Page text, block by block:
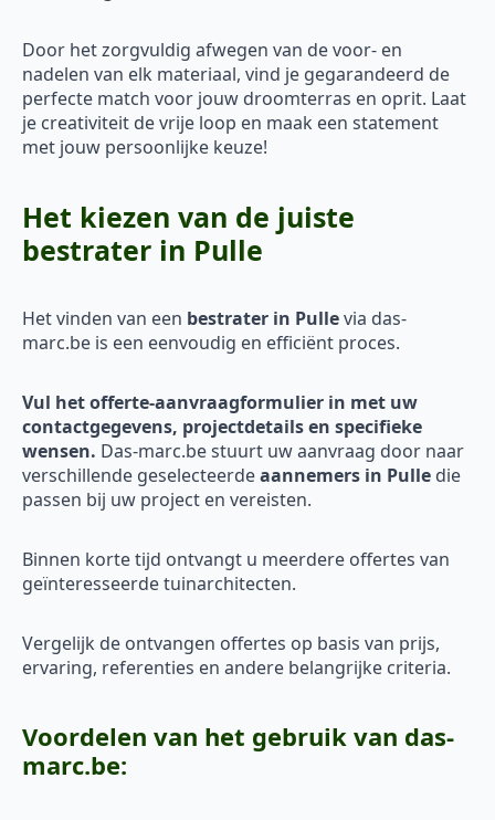
Door het zorgvuldig afwegen van de voor- en
nadelen van elk materiaal, vind je gegarandeerd de
perfecte match voor jouw droomterras en oprit. Laat
je creativiteit de vrije loop en maak een statement
met jouw persoonlijke keuze!
Het kiezen van de juiste
bestrater in Pulle
Het vinden van een bestrater in Pullevia das-
marc.be is een eenvoudig en efficiënt proces.
Vul het offerte-aanvraagformulier in met uw
contactgegevens, projectdetails en specifieke
wensen. Das-marc.be stuurt uw aanvraag door naar
verschillende geselecteerdeaannemers in Pulle die
passen bij uw project en vereisten.
Binnen korte tijd ontvangt u meerdere offertes van
geïnteresseerde tuinarchitecten.
Vergelijk de ontvangen offertes op basis van prijs,
ervaring, referenties en andere belangrijke criteria.
Voordelen van het gebruik van das-
marc.be: